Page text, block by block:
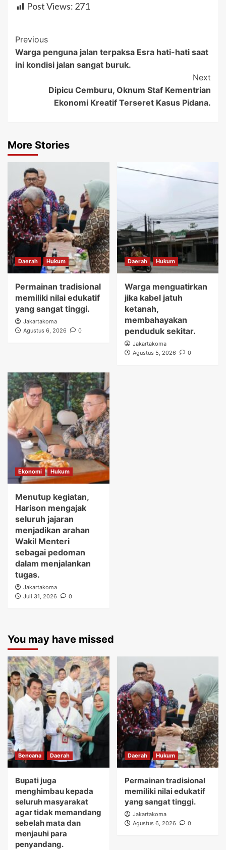
Post Views: 271
Post
Navigation
Previous
Warga penguna jalan terpaksa Esra hati-hati saat
ini kondisi jalan sangat buruk.
Next
Dipicu Cemburu, Oknum Staf Kementrian
Ekonomi Kreatif Terseret Kasus Pidana.
More Stories
Daerah Hukum
Permainan tradisional
memiliki nilai edukatif
yang sangat tinggi.
Jakartakoma
Agustus 6, 2026
0
Daerah Hukum
Warga menguatirkan
jika kabel jatuh
ketanah,
membahayakan
penduduk sekitar.
Jakartakoma
Agustus 5, 2026
0
Ekonomi Hukum
Menutup kegiatan,
Harison mengajak
seluruh jajaran
menjadikan arahan
Wakil Menteri
sebagai pedoman
dalam menjalankan
tugas.
Jakartakoma
Juli 31, 2026
0
You may have missed
Bencana Daerah
Bupati juga
menghimbau kepada
seluruh masyarakat
agar tidak memandang
sebelah mata dan
menjauhi para
penyandang.
Daerah Hukum
Permainan tradisional
memiliki nilai edukatif
yang sangat tinggi.
Jakartakoma
Agustus 6, 2026
0